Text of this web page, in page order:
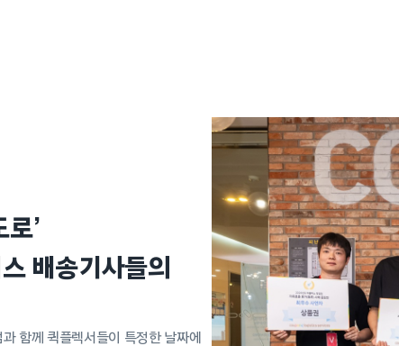
로’
배송기사들의
함께 퀵플렉서들이 특정한 날짜에